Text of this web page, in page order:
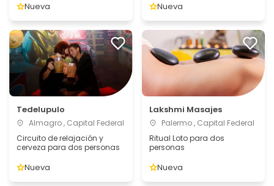
Nueva Nueva
Tedelupulo
Almagro , Capital Federal
Circuito de relajación y
cerveza para dos personas
Nueva
Lakshmi Masajes
Palermo , Capital Federal
Ritual Loto para dos
personas
Nueva